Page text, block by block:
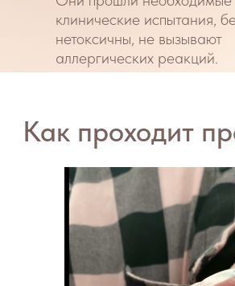
длительность выполнения: 30 минут.
видимый результат появится через 14
дней
количество процедур: не курсовая
процедура, достаточно 1 введения
препарата
Результат:
эффективная коррекция глубоких
мимических морщин
более молодое и привлекательное лицо
избавление от повышенной потливости
(лечение гипергидроза)